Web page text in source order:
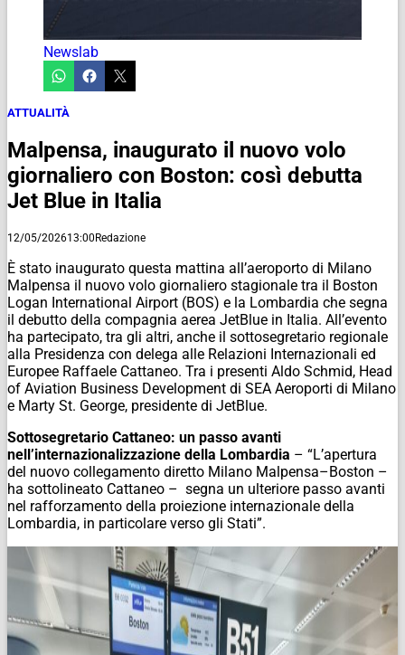
Newslab
ATTUALITÀ
Malpensa, inaugurato il nuovo volo
giornaliero con Boston: così debutta
Jet Blue in Italia
12/05/202613:00Redazione
È stato inaugurato questa mattina all’aeroporto di Milano
Malpensa il nuovo volo giornaliero stagionale tra il Boston
Logan International Airport (BOS) e la Lombardia che segna
il debutto della compagnia aerea JetBlue in Italia. All’evento
ha partecipato, tra gli altri, anche il sottosegretario regionale
alla Presidenza con delega alle Relazioni Internazionali ed
Europee Raffaele Cattaneo. Tra i presenti Aldo Schmid, Head
of Aviation Business Development di SEA Aeroporti di Milano
e Marty St. George, presidente di JetBlue.
Sottosegretario Cattaneo: un passo avanti
nell’internazionalizzazione della Lombardia – “L’apertura
del nuovo collegamento diretto Milano Malpensa–Boston –
ha sottolineato Cattaneo – segna un ulteriore passo avanti
nel rafforzamento della proiezione internazionale della
Lombardia, in particolare verso gli Stati”.